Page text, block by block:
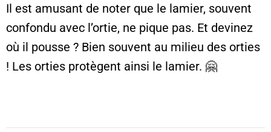
Il est amusant de noter que le lamier, souvent
confondu avec l’ortie, ne pique pas. Et devinez
où il pousse ? Bien souvent au milieu des orties
! Les orties protègent ainsi le lamier. 🤗